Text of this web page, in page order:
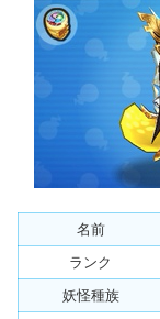
名前
ランク
妖怪種族